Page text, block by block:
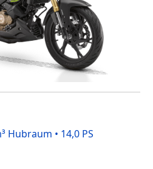
Hubraum • 14,0 PS